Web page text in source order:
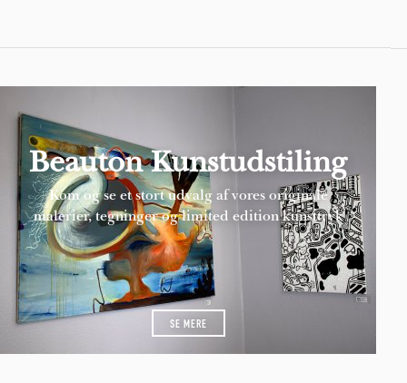
Beauton Kunstudstiling
Kom og se et stort udvalg af vores originale
malerier, tegninger og limited edition kunsttryk
SE MERE